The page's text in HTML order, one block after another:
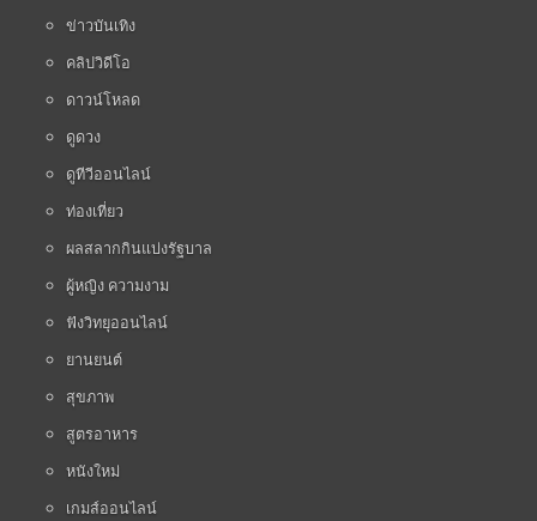
ข่าวบันเทิง
คลิปวิดีโอ
ดาวน์โหลด
ดูดวง
ดูทีวีออนไลน์
ท่องเที่ยว
ผลสลากกินแบ่งรัฐบาล
ผู้หญิง ความงาม
ฟังวิทยุออนไลน์
ยานยนต์
สุขภาพ
สูตรอาหาร
หนังใหม่
เกมส์ออนไลน์